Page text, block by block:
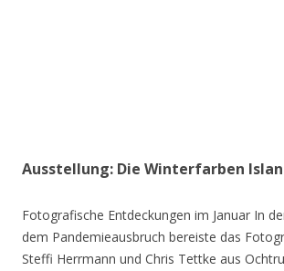
Ausstellung: Die Winterfarben
Fotografische Entdeckungen im Januar In
dem Pandemieausbruch bereiste das
Steffi Herrmann und Chris Tettke aus